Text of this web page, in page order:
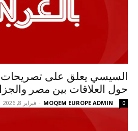
السيسي يعلق على تصريحات
حول العلاقات بين مصر
MOQEM EUROPE ADMIN
- فبراير 8, 2026 0